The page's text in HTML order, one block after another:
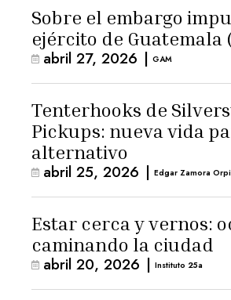
Sobre el embargo
ejército de Guatemala
abril 27, 2026 | GAM
Tenterhooks de
Pickups: nueva vida
alternativo
abril 25, 2026 | Edgar Zamora
Estar cerca y vernos:
caminando la ciudad
abril 20, 2026 | Instituto 25a